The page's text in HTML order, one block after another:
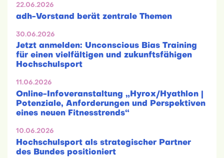
22.06.2026
adh-Vorstand berät zentrale Themen
30.06.2026
Jetzt anmelden: Unconscious Bias Training
für einen vielfältigen und zukunftsfähigen
Hochschulsport
11.06.2026
Online-Infoveranstaltung „Hyrox/Hyathlon |
Potenziale, Anforderungen und Perspektiven
eines neuen Fitnesstrends“
10.06.2026
Hochschulsport als strategischer Partner
des Bundes positioniert